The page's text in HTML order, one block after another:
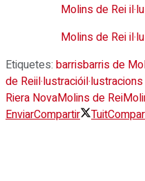
Molins de Rei
Molins de Rei
Etiquetes: barrisbarris de
de Reiil·lustració
Riera NovaMolins de Rei
EnviarCompartir Tuit